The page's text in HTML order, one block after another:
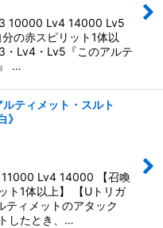
10000 Lv4 14000 Lv5
の赤スピリット1体以
・Lv4・Lv5『このアルテ
…
ティメット・スルト
》
Lv4 14000 【召喚
ト1体以上】 【Uトリガ
ィメットのアタック
したとき、…